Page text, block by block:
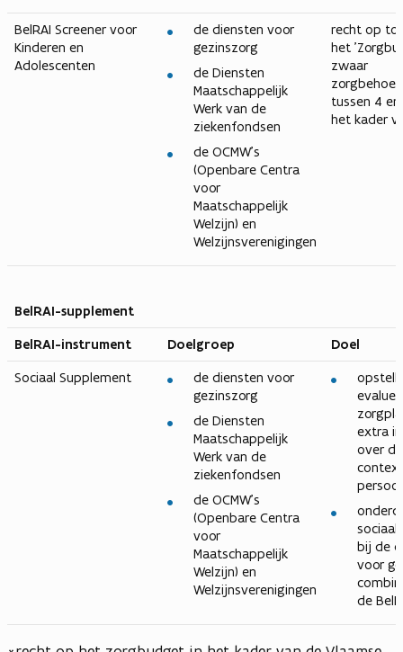
BelRAI Screener voor
Kinderen en
Adolescenten
de diensten voor
gezinszorg
de Diensten
Maatschappelijk
Werk van de
ziekenfondsen
de OCMW’s
(Openbare Centra
voor
Maatschappelijk
Welzijn) en
Welzijnsverenigingen
recht op
het
zwaar
tussen 4 en
het kader
BelRAI-supplement
BelRAI-instrument
Doelgroep Doel
Sociaal Supplement
de diensten voor
gezinszorg
de Diensten
Maatschappelijk
Werk van de
ziekenfondsen
de OCMW’s
(Openbare Centra
voor
Maatschappelijk
Welzijn) en
Welzijnsverenigingen
extra
over
sociaal
bij de
voor
de